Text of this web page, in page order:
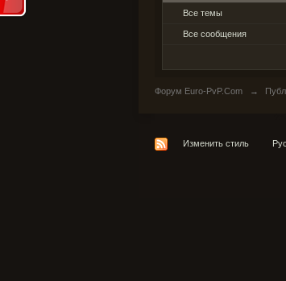
Все темы
Все сообщения
Форум Euro-PvP.Com →
Изменить стиль